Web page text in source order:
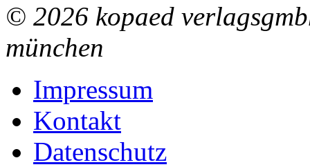
© 2026 kopaed
münchen
Impressum
Kontakt
Datenschutz